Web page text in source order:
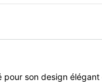
pour son design